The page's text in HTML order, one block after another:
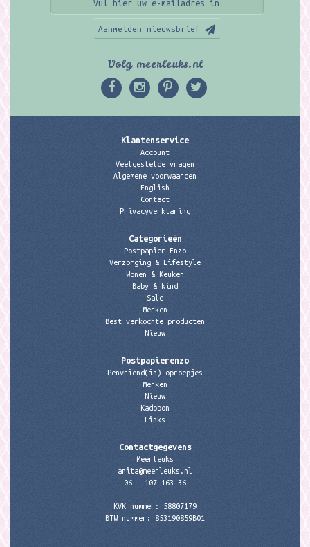
Aanmelden nieuwsbrief
Volg meerleuks.nl
Klantenservice
Account
Veelgestelde vragen
Algemene voorwaarden
English
Contact
Privacyverklaring
Categorieën
Postpapier Enzo
Verzorging & Lifestyle
Wonen & Keuken
Baby & kind
Sale
Merken
Best verkochte producten
Nieuw
Postpapierenzo
Penvriend(in) oproepjes
Merken
Nieuw
Kadobon
Links
Contactgegevens
Meerleuks
anita@meerleuks.nl
06 – 107 163 36
KVK nummer: 58807179
BTW nummer: 853190859B01